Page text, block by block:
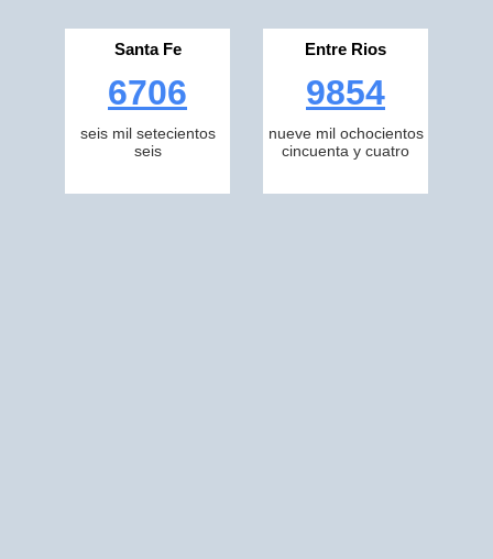
Santa Fe
6706
seis mil setecientos
seis
Entre Rios
9854
nueve mil ochocientos
cincuenta y cuatro